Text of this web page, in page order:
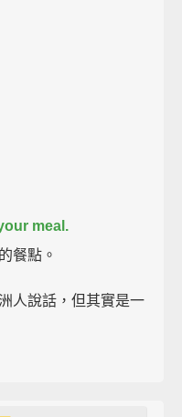
meal.
餐點。
人說話，但其實是一